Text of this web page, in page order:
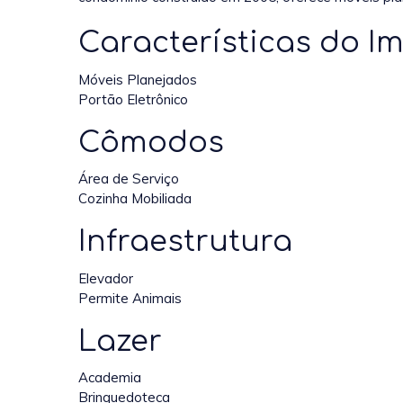
Características do
Móveis Planejados
Portão Eletrônico
Cômodos
Área de Serviço
Cozinha Mobiliada
Infraestrutura
Elevador
Permite Animais
Lazer
Academia
Brinquedoteca